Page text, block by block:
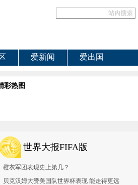
爱新闻 爱出国
彩热图
世界大报FIFA版
橙衣军团表现史上第几？
贝克汉姆大赞美国队世界杯表现 能走得更远